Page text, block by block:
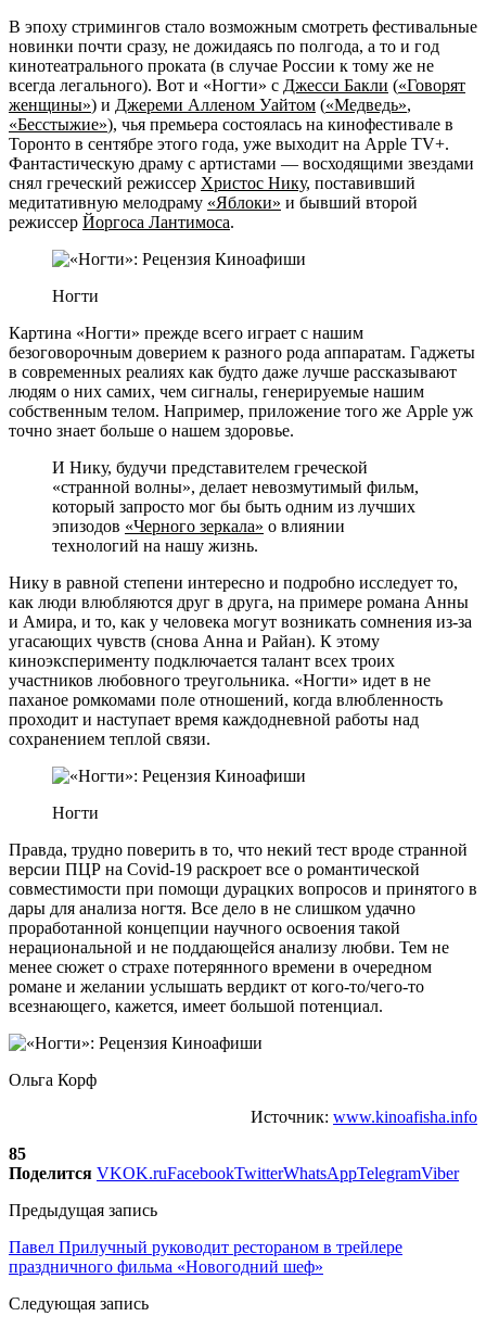
В эпоху стримингов стало возможным смотреть фестивальные
новинки почти сразу, не дожидаясь по полгода, а то и год
кинотеатрального проката (в случае России к тому же не
всегда легального). Вот и «Ногти» с Джесси Бакли («Говорят
женщины») и Джереми Алленом Уайтом («Медведь»,
«Бесстыжие»), чья премьера состоялась на кинофестивале в
Торонто в сентябре этого года, уже выходит на Apple TV+.
Фантастическую драму с артистами — восходящими звездами
снял греческий режиссер Христос Нику, поставивший
медитативную мелодраму «Яблоки» и бывший второй
режиссер Йоргоса Лантимоса.
Ногти
Картина «Ногти» прежде всего играет с нашим
безоговорочным доверием к разного рода аппаратам. Гаджеты
в современных реалиях как будто даже лучше рассказывают
людям о них самих, чем сигналы, генерируемые нашим
собственным телом. Например, приложение того же Apple уж
точно знает больше о нашем здоровье.
И Нику, будучи представителем греческой
«странной волны», делает невозмутимый фильм,
который запросто мог бы быть одним из лучших
эпизодов «Черного зеркала» о влиянии
технологий на нашу жизнь.
Нику в равной степени интересно и подробно исследует то,
как люди влюбляются друг в друга, на примере романа Анны
и Амира, и то, как у человека могут возникать сомнения из-за
угасающих чувств (снова Анна и Райан). К этому
киноэксперименту подключается талант всех троих
участников любовного треугольника. «Ногти» идет в не
паханое ромкомами поле отношений, когда влюбленность
проходит и наступает время каждодневной работы над
сохранением теплой связи.
Ногти
Правда, трудно поверить в то, что некий тест вроде странной
версии ПЦР на Covid-19 раскроет все о романтической
совместимости при помощи дурацких вопросов и принятого в
дары для анализа ногтя. Все дело в не слишком удачно
проработанной концепции научного освоения такой
нерациональной и не поддающейся анализу любви. Тем не
менее сюжет о страхе потерянного времени в очередном
романе и желании услышать вердикт от кого-то/чего-то
всезнающего, кажется, имеет большой потенциал.
Ольга Корф
Источник: www.kinoafisha.info
85
Поделится VKOK.ruFacebookTwitterWhatsAppTelegramViber
Предыдущая запись
Павел Прилучный руководит рестораном в трейлере
праздничного фильма «Новогодний шеф»
Следующая запись